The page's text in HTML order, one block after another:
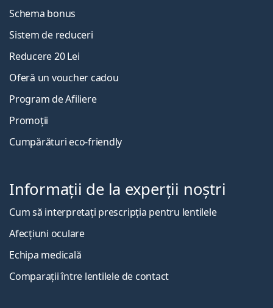
Schema bonus
Sistem de reduceri
Reducere 20 Lei
Oferă un voucher cadou
Program de Afiliere
Promoții
Cumpărături eco-friendly
Informații de la experții noștri
Cum să interpretați prescripția pentru lentilele
Afecțiuni oculare
Echipa medicală
Comparații între lentilele de contact